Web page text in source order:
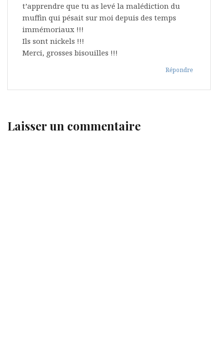
t’apprendre que tu as levé la malédiction du
muffin qui pésait sur moi depuis des temps
immémoriaux !!!
Ils sont nickels !!!
Merci, grosses bisouilles !!!
Répondre
Laisser un commentaire